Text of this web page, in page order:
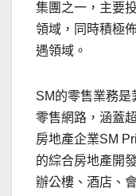
集團之一，主要
領域，同時積極
遇領域。
SM的零售業務是
零售網路，涵蓋
房地產企業SM
的綜合房地產開
辦公樓、酒店、